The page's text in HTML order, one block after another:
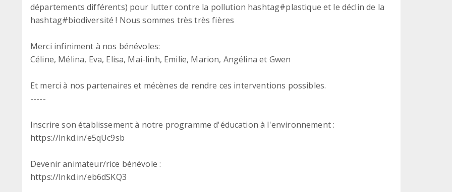
départements différents) pour lutter contre la pollution hashtag#plastique et le déclin de la
hashtag#biodiversité ! Nous sommes très très fières
Merci infiniment à nos bénévoles:
Céline, Mélina, Eva, Elisa, Mai-linh, Emilie, Marion, Angélina et Gwen
Et merci à nos partenaires et mécènes de rendre ces interventions possibles.
-----
Inscrire son établissement à notre programme d'éducation à l'environnement :
https://lnkd.in/e5qUc9sb
Devenir animateur/rice bénévole :
https://lnkd.in/eb6dSKQ3